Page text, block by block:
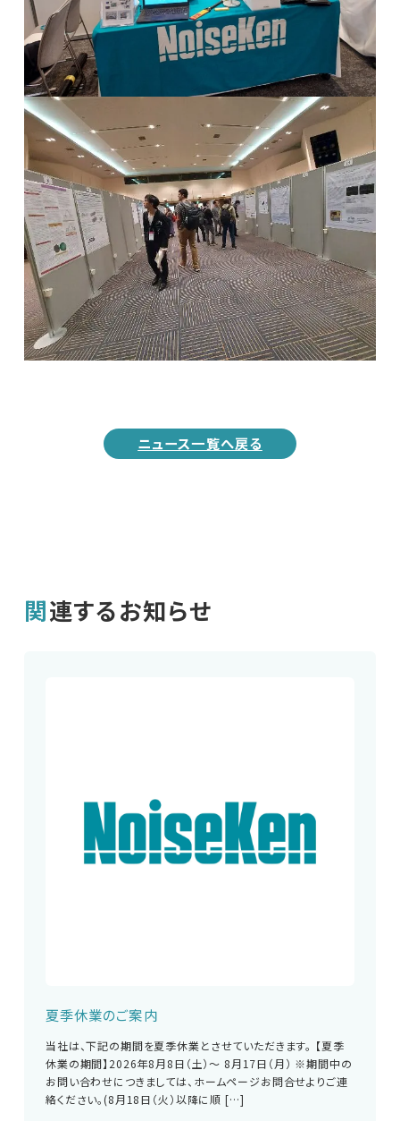
EMC試験器
ニュース一覧へ戻る
関連するお知らせ
夏季休業のご案内
当社は、下記の期間を夏季休業とさせていただきます。 【夏季
休業の期間】2026年8月8日（土）～ 8月17日（月） ※期間中の
お問い合わせにつきましては、ホームページお問合せよりご連
絡ください。(8月18日（火）以降に順 […]